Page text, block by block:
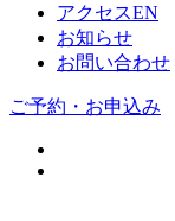
アクセスEN
お知らせ
お問い合わせ
ご予約・お申込み